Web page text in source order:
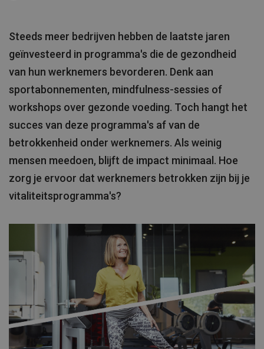
Steeds meer bedrijven hebben de laatste jaren
geïnvesteerd in programma's die de gezondheid
van hun werknemers bevorderen. Denk aan
sportabonnementen, mindfulness-sessies of
workshops over gezonde voeding. Toch hangt het
succes van deze programma's af van de
betrokkenheid onder werknemers. Als weinig
mensen meedoen, blijft de impact minimaal. Hoe
zorg je ervoor dat werknemers betrokken zijn bij je
vitaliteitsprogramma's?